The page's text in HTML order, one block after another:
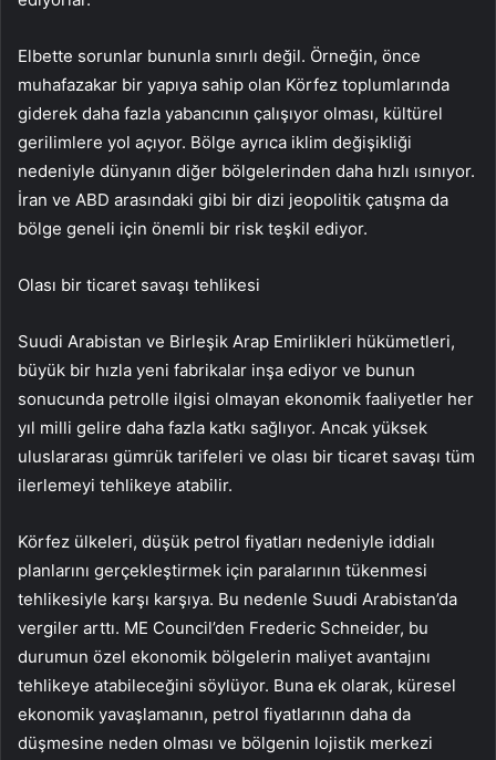
Elbette sorunlar bununla sınırlı değil. Örneğin, önce
muhafazakar bir yapıya sahip olan Körfez toplumlarında
giderek daha fazla yabancının çalışıyor olması, kültürel
gerilimlere yol açıyor. Bölge ayrıca iklim değişikliği
nedeniyle dünyanın diğer bölgelerinden daha hızlı ısınıyor.
İran ve ABD arasındaki gibi bir dizi jeopolitik çatışma da
bölge geneli için önemli bir risk teşkil ediyor.
Olası bir ticaret savaşı tehlikesi
Suudi Arabistan ve Birleşik Arap Emirlikleri hükümetleri,
büyük bir hızla yeni fabrikalar inşa ediyor ve bunun
sonucunda petrolle ilgisi olmayan ekonomik faaliyetler her
yıl milli gelire daha fazla katkı sağlıyor. Ancak yüksek
uluslararası gümrük tarifeleri ve olası bir ticaret savaşı tüm
ilerlemeyi tehlikeye atabilir.
Körfez ülkeleri, düşük petrol fiyatları nedeniyle iddialı
planlarını gerçekleştirmek için paralarının tükenmesi
tehlikesiyle karşı karşıya. Bu nedenle Suudi Arabistan’da
vergiler arttı. ME Council’den Frederic Schneider, bu
durumun özel ekonomik bölgelerin maliyet avantajını
tehlikeye atabileceğini söylüyor. Buna ek olarak, küresel
ekonomik yavaşlamanın, petrol fiyatlarının daha da
düşmesine neden olması ve bölgenin lojistik merkezi